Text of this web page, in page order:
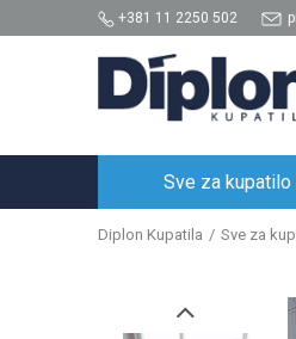
+381 11 2250 502
Sve za
Diplon Kupatila Sve za